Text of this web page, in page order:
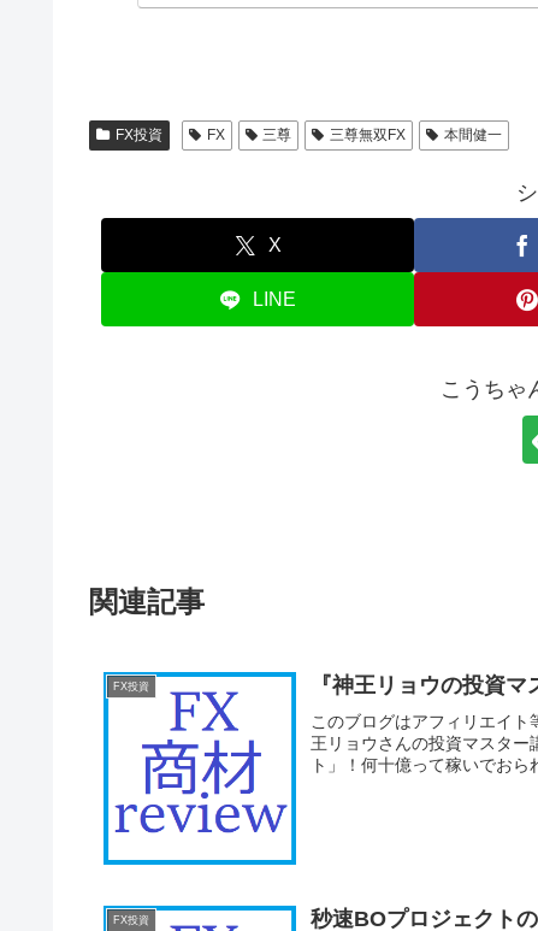
FX投資 FX 三尊 三尊無双FX 本間健一
X
LINE
こうちゃ
関連記事
FX投資 『神王リョウの投資
このブログはアフィリエイ
王リョウさんの投資マスター
ト」！何十億って稼いでお
FX投資 秒速BOプロジェクト